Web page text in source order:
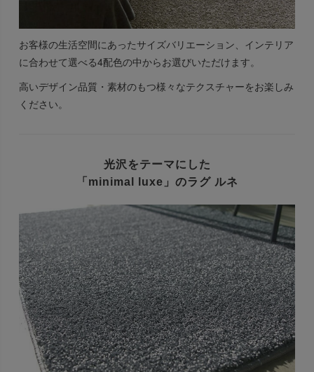
お客様の生活空間にあったサイズバリエーション、インテリア
に合わせて選べる4配色の中からお選びいただけます。
高いデザイン品質・素材のもつ様々なテクスチャーをお楽しみ
ください。
光沢をテーマにした
「minimal luxe」のラグ ルネ